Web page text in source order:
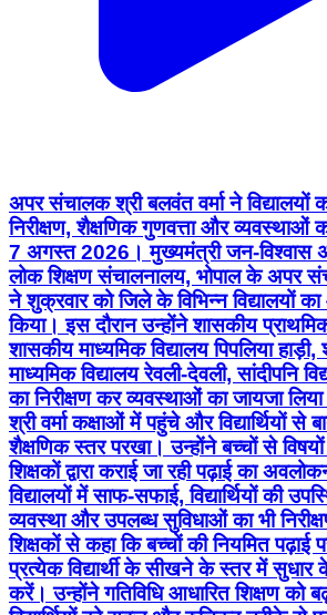
अपर संचालक श्री बलवंत वर्मा ने
निरीक्षण, शैक्षणिक गुणवत्ता और व्यवस्थाओं
7 अगस्त 2026। मुख्यमंत्री जन-विश्वास
लोक शिक्षण संचालनालय, भोपाल के अपर
ने शुक्रवार को जिले के विभिन्न विद्यालयों
किया। इस दौरान उन्होंने शासकीय
शासकीय माध्यमिक विद्यालय पिपलिया
माध्यमिक विद्यालय रेवली-देवली, सांदीपनि
का निरीक्षण कर व्यवस्थाओं का जायजा
श्री वर्मा कक्षाओं में पहुंचे और विद्यार्थियों से
शैक्षणिक स्तर परखा। उन्होंने बच्चों से
शिक्षकों द्वारा कराई जा रही पढ़ाई का
विद्यालयों में साफ-सफाई, विद्यार्थियों की
व्यवस्था और उपलब्ध सुविधाओं का भी
शिक्षकों से कहा कि बच्चों की नियमित पढ़ाई
प्रत्येक विद्यार्थी के सीखने के स्तर में सुधार
करें। उन्होंने गतिविधि आधारित शिक्षण को